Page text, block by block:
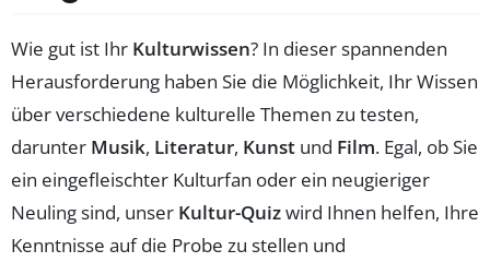
Wie gut ist Ihr Kulturwissen? In dieser spannenden
Herausforderung haben Sie die Möglichkeit, Ihr Wissen
über verschiedene kulturelle Themen zu testen,
darunter Musik, Literatur, Kunst und Film. Egal, ob Sie
ein eingefleischter Kulturfan oder ein neugieriger
Neuling sind, unser Kultur-Quizwird Ihnen helfen, Ihre
Kenntnisse auf die Probe zu stellen und